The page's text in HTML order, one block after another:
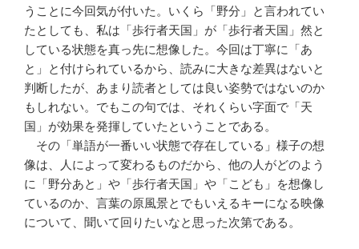
うことに今回気が付いた。いくら「野分」と言われてい
たとしても、私は「歩行者天国」が「歩行者天国」然と
している状態を真っ先に想像した。今回は丁寧に「あ
と」と付けられているから、読みに大きな差異はないと
判断したが、あまり読者としては良い姿勢ではないのか
もしれない。でもこの句では、それくらい字面で「天
国」が効果を発揮していたということである。
その「単語が一番いい状態で存在している」様子の想
像は、人によって変わるものだから、他の人がどのよう
に「野分あと」や「歩行者天国」や「こども」を想像し
ているのか、言葉の原風景とでもいえるキーになる映像
について、聞いて回りたいなと思った次第である。